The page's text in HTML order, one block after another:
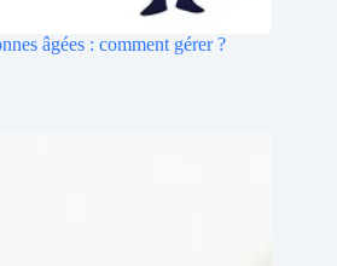
âgées : comment gérer ?